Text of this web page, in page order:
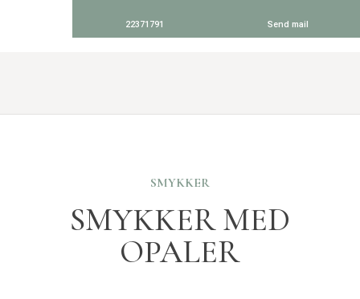
22371791 Send mail
SMYKKER
SMYKKER MED
OPALER